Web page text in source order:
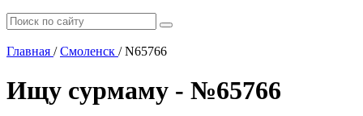
Главная / Смоленск /N65766
Ищу сурмаму - №65766